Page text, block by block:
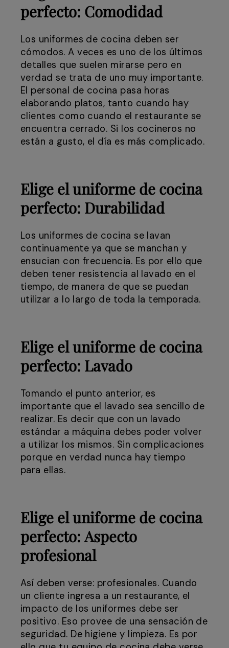
perfecto: Comodidad
Los uniformes de cocina deben ser
cómodos. A veces es uno de los últimos
detalles que suelen mirarse pero en
verdad se trata de uno muy importante.
El personal de cocina pasa horas
elaborando platos, tanto cuando hay
clientes como cuando el restaurante se
encuentra cerrado. Si los cocineros no
están a gusto, el día es más complicado.
Elige el uniforme de cocina
perfecto: Durabilidad
Los uniformes de cocina se lavan
continuamente ya que se manchan y
ensucian con frecuencia. Es por ello que
deben tener resistencia al lavado en el
tiempo, de manera de que se puedan
utilizar a lo largo de toda la temporada.
Elige el uniforme de cocina
perfecto: Lavado
Tomando el punto anterior, es
importante que el lavado sea sencillo de
realizar. Es decir que con un lavado
estándar a máquina debes poder volver
a utilizar los mismos. Sin complicaciones
porque en verdad nunca hay tiempo
para ellas.
Elige el uniforme de cocina
perfecto: Aspecto
profesional
Así deben verse: profesionales. Cuando
un cliente ingresa a un restaurante, el
impacto de los uniformes debe ser
positivo. Eso provee de una sensación de
seguridad. De higiene y limpieza. Es por